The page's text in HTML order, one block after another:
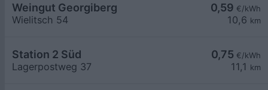
0,59 €/kWh
10,6 km
Weingut Georgiberg
Wielitsch 54
0,75 €/kWh
11,1 km
Station 2 Süd
Lagerpostweg 37